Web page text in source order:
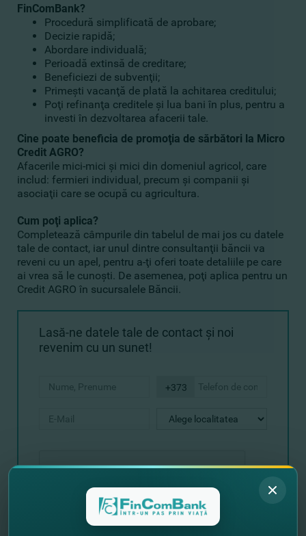
FinComBank?
Procedură simplificată de aprobare;
Decizie rapidă;
Abordare individuală;
Perioadă extinsă de creditare;
Beneficiezi de subvenţii;
Primeşti vacanţă de plată la achitarea creditului;
Poţi refinanţa creditele şi lua bani în plus, pentru a
investi în dezvoltarea afacerii tale.
Cine poate beneficia de promoţia de sărbători la Micro
Credit AGRO?
Afacerile mici-mici şi mici din domeniul agricol, care
includ: fermieri individual, precum şi companii şi
asociaţii care se ocupă cu agricultura.
Cum poţi aplica?
Completează câmpurile din tabelul de mai jos cu datele
tale de contact, iar unul dintre consultanţii băncii va
reveni cu un apel, pentru a-ţi oferi toate detaliile pe care
ai vrea să le cunoşti. De asemenea, poţi aplica pentru un
Credit AGRO în sucursalele Băncii.
Lasă-ne datele tale de contact şi noi
revenim cu un sunet!
+373
Expediază solicitarea